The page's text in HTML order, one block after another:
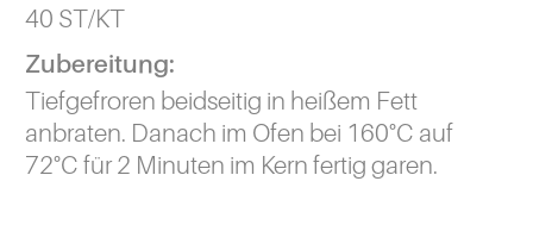
40 ST/KT
Zubereitung:
Tiefgefroren beidseitig in heißem Fett
anbraten. Danach im Ofen bei 160°C auf
72°C für 2 Minuten im Kern fertig garen.